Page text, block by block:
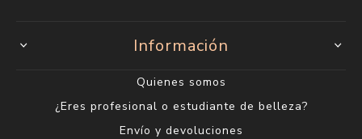
Información
Quienes somos
¿Eres profesional o estudiante de belleza?
Envío y devoluciones